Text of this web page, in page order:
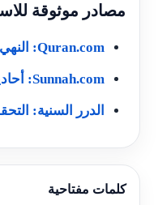
مصادر موثوقة
Quran.com: النهي عن الإسراف
Sunnah.com: أحاديث آداب الطعام والشراب
الدرر السنية:
كلمات مفتاحية